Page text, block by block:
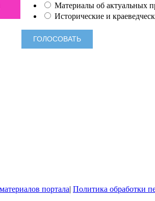
Материалы об актуальных
Исторические и
портала| Политика обработки